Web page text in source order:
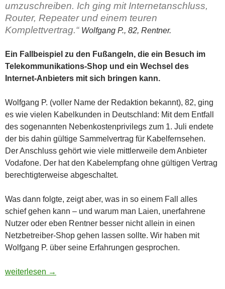
umzuschreiben. Ich ging mit Internetanschluss,
Router, Repeater und einem teuren
Komplettvertrag.“ Wolfgang P., 82, Rentner.
Ein Fallbeispiel zu den Fußangeln, die ein Besuch im
Telekommunikations-Shop und ein Wechsel des
Internet-Anbieters mit sich bringen kann.
Wolfgang P. (voller Name der Redaktion bekannt), 82, ging
es wie vielen Kabelkunden in Deutschland: Mit dem Entfall
des sogenannten Nebenkostenprivilegs zum 1. Juli endete
der bis dahin gültige Sammelvertrag für Kabelfernsehen.
Der Anschluss gehört wie viele mittlerweile dem Anbieter
Vodafone. Der hat den Kabelempfang ohne gültigen Vertrag
berechtigterweise abgeschaltet.
Was dann folgte, zeigt aber, was in so einem Fall alles
schief gehen kann – und warum man Laien, unerfahrene
Nutzer oder eben Rentner besser nicht allein in einen
Netzbetreiber-Shop gehen lassen sollte. Wir haben mit
Wolfgang P. über seine Erfahrungen gesprochen.
Die verfahrene Kabelfernseh-Geschichte eines 82-jährigen
weiterlesen →